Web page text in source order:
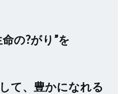
の?がり”を
て、豊かになれる